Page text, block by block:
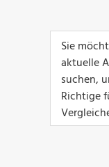
Sie
aktuelle
suchen,
Richtige